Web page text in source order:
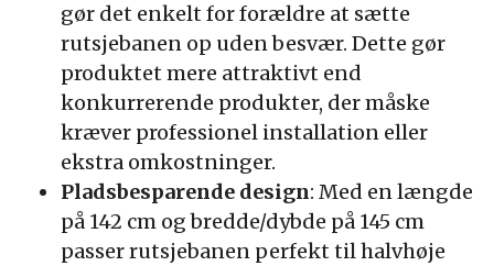
gør det enkelt for forældre at sætte
rutsjebanen op uden besvær. Dette gør
produktet mere attraktivt end
konkurrerende produkter, der måske
kræver professionel installation eller
ekstra omkostninger.
Pladsbesparende design: Med en længde
på 142 cm og bredde/dybde på 145 cm
passer rutsjebanen perfekt til halvhøje